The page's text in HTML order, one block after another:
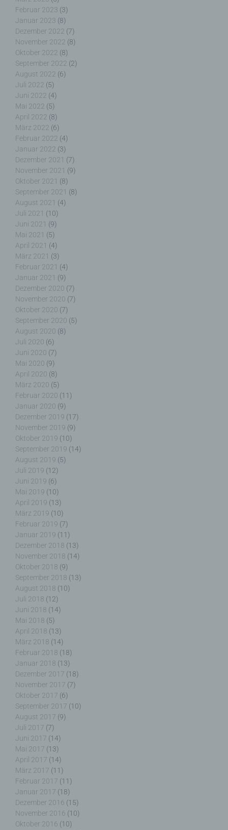
Februar 2023 (3)
Januar 2023 (8)
Dezember 2022 (7)
November 2022 (8)
Oktober 2022 (8)
September 2022 (2)
August 2022 (6)
Juli 2022 (5)
Juni 2022 (4)
Mai 2022 (5)
April 2022 (8)
März 2022 (6)
Februar 2022 (4)
Januar 2022 (3)
Dezember 2021 (7)
November 2021 (9)
Oktober 2021 (8)
September 2021 (8)
August 2021 (4)
Juli 2021 (10)
Juni 2021 (9)
Mai 2021 (5)
April 2021 (4)
März 2021 (3)
Februar 2021 (4)
Januar 2021 (9)
Dezember 2020 (7)
November 2020 (7)
Oktober 2020 (7)
September 2020 (5)
August 2020 (8)
Juli 2020 (6)
Juni 2020 (7)
Mai 2020 (9)
April 2020 (8)
März 2020 (5)
Februar 2020 (11)
Januar 2020 (9)
Dezember 2019 (17)
November 2019 (9)
Oktober 2019 (10)
September 2019 (14)
August 2019 (5)
Juli 2019 (12)
Juni 2019 (6)
Mai 2019 (10)
April 2019 (13)
März 2019 (10)
Februar 2019 (7)
Januar 2019 (11)
Dezember 2018 (13)
November 2018 (14)
Oktober 2018 (9)
September 2018 (13)
August 2018 (10)
Juli 2018 (12)
Juni 2018 (14)
Mai 2018 (5)
April 2018 (13)
März 2018 (14)
Februar 2018 (18)
Januar 2018 (13)
Dezember 2017 (18)
November 2017 (7)
Oktober 2017 (6)
September 2017 (10)
August 2017 (9)
Juli 2017 (7)
Juni 2017 (14)
Mai 2017 (13)
April 2017 (14)
März 2017 (11)
Februar 2017 (11)
Januar 2017 (18)
Dezember 2016 (15)
November 2016 (10)
Oktober 2016 (10)
Zwecke und Mittel der Verarbeitung von
personenbezogenen Daten entscheidet. Sind die
Zwecke und Mittel dieser Verarbeitung durch das
Unionsrecht oder das Recht der Mitgliedstaaten
vorgegeben, so kann der Verantwortliche
beziehungsweise können die bestimmten Kriterien
seiner Benennung nach dem Unionsrecht oder
dem Recht der Mitgliedstaaten vorgesehen
werden.
h) Auftragsverarbeiter
Auftragsverarbeiter ist eine natürliche oder
juristische Person, Behörde, Einrichtung oder
andere Stelle, die personenbezogene Daten im
Auftrag des Verantwortlichen verarbeitet.
i) Empfänger
Empfänger ist eine natürliche oder juristische
Person, Behörde, Einrichtung oder andere Stelle,
der personenbezogene Daten offengelegt werden,
unabhängig davon, ob es sich bei ihr um einen
Dritten handelt oder nicht. Behörden, die im
Rahmen eines bestimmten Untersuchungsauftrags
nach dem Unionsrecht oder dem Recht der
Mitgliedstaaten möglicherweise
personenbezogene Daten erhalten, gelten jedoch
nicht als Empfänger.
j) Dritter
Dritter ist eine natürliche oder juristische Person,
Behörde, Einrichtung oder andere Stelle außer der
betroffenen Person, dem Verantwortlichen, dem
Auftragsverarbeiter und den Personen, die unter
der unmittelbaren Verantwortung des
Verantwortlichen oder des Auftragsverarbeiters
befugt sind, die personenbezogenen Daten zu
verarbeiten.
k) Einwilligung
Einwilligung ist jede von der betroffenen Person
freiwillig für den bestimmten Fall in informierter
Weise und unmissverständlich abgegebene
Willensbekundung in Form einer Erklärung oder
einer sonstigen eindeutigen bestätigenden
Handlung, mit der die betroffene Person zu
verstehen gibt, dass sie mit der Verarbeitung der
sie betreffenden personenbezogenen Daten
einverstanden ist.
Name und Anschrift des für die Verarbeitung
Verantwortlichen
Verantwortlicher im Sinne der Datenschutz-
Grundverordnung, sonstiger in den Mitgliedstaaten
der Europäischen Union geltenden
Datenschutzgesetze und anderer Bestimmungen
mit datenschutzrechtlichem Charakter ist die:
Nicht kommerzielle Homepage Woiga.de